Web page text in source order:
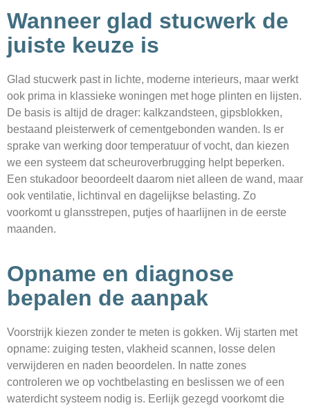
Wanneer glad stucwerk de
juiste keuze is
Glad stucwerk past in lichte, moderne interieurs, maar werkt
ook prima in klassieke woningen met hoge plinten en lijsten.
De basis is altijd de drager: kalkzandsteen, gipsblokken,
bestaand pleisterwerk of cementgebonden wanden. Is er
sprake van werking door temperatuur of vocht, dan kiezen
we een systeem dat scheuroverbrugging helpt beperken.
Een stukadoor beoordeelt daarom niet alleen de wand, maar
ook ventilatie, lichtinval en dagelijkse belasting. Zo
voorkomt u glansstrepen, putjes of haarlijnen in de eerste
maanden.
Opname en diagnose
bepalen de aanpak
Voorstrijk kiezen zonder te meten is gokken. Wij starten met
opname: zuiging testen, vlakheid scannen, losse delen
verwijderen en naden beoordelen. In natte zones
controleren we op vochtbelasting en beslissen we of een
waterdicht systeem nodig is. Eerlijk gezegd voorkomt die